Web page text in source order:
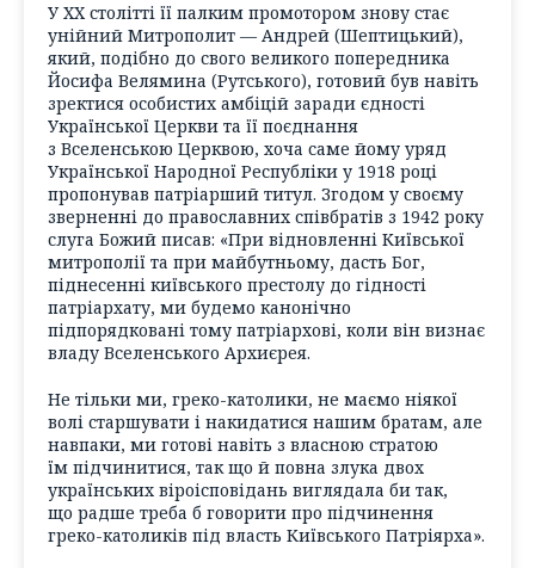
У XX столітті її палким промотором знову стає
унійний Митрополит — Андрей (Шептицький),
який, подібно до свого великого попередника
Йосифа Велямина (Рутського), готовий був навіть
зректися особистих амбіцій заради єдності
Української Церкви та її поєднання
з Вселенською Церквою, хоча саме йому уряд
Української Народної Республіки у 1918 році
пропонував патріарший титул. Згодом у своєму
зверненні до православних співбратів з 1942 року
слуга Божий писав: «При відновленні Київської
митрополії та при майбутньому, дасть Бог,
піднесенні київського престолу до гідності
патріархату, ми будемо канонічно
підпорядковані тому патріархові, коли він визнає
владу Вселенського Архиєрея.
Не тільки ми, греко-католики, не маємо ніякої
волі старшувати і накидатися нашим братам, але
навпаки, ми готові навіть з власною стратою
їм підчинитися, так що й повна злука двох
українських віроісповідань виглядала би так,
що радше треба б говорити про підчинення
греко-католиків під власть Київського Патріярха».